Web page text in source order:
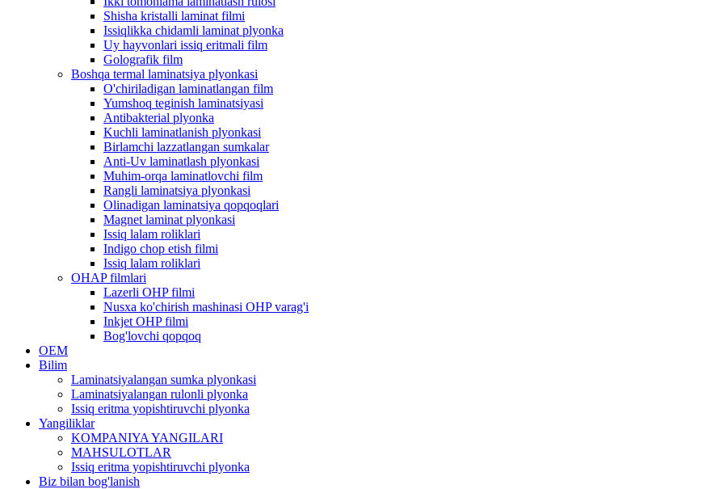
Shisha kristalli laminat filmi
Issiqlikka chidamli laminat plyonka
Uy hayvonlari issiq eritmali film
Golografik film
Boshqa termal laminatsiya plyonkasi
O'chiriladigan laminatlangan film
Yumshoq teginish laminatsiyasi
Antibakterial plyonka
Kuchli laminatlanish plyonkasi
Birlamchi lazzatlangan sumkalar
Anti-Uv laminatlash plyonkasi
Muhim-orqa laminatlovchi film
Rangli laminatsiya plyonkasi
Olinadigan laminatsiya qopqoqlari
Magnet laminat plyonkasi
Issiq lalam roliklari
Indigo chop etish filmi
Issiq lalam roliklari
OHAP filmlari
Lazerli OHP filmi
Nusxa ko'chirish mashinasi OHP varag'i
Inkjet OHP filmi
Bog'lovchi qopqoq
OEM
Bilim
Laminatsiyalangan sumka plyonkasi
Laminatsiyalangan rulonli plyonka
Issiq eritma yopishtiruvchi plyonka
Yangiliklar
KOMPANIYA YANGILARI
MAHSULOTLAR
Issiq eritma yopishtiruvchi plyonka
Biz bilan bog'lanish